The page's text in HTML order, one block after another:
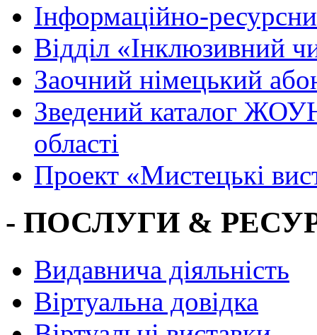
Інформаційно-
Вiддiл «Інклюзивний
Заочний німецький
Зведений каталог
області
Проект «Мистецькі
- ПОСЛУГИ &
Видавнича діяльність
Віртуальна довідка